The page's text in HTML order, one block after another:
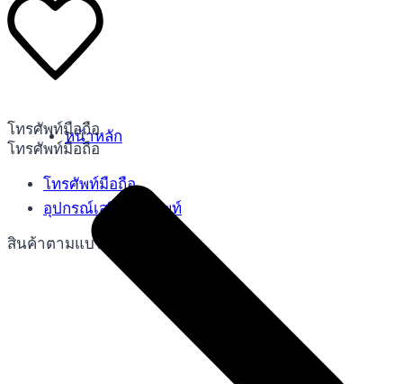
โทรศัพท์มือถือ
โทรศัพท์มือถือ
โทรศัพท์มือถือ
อุปกรณ์เสริมโทรศัพท์
สินค้าตามแบรนด์
หน้าหลัก